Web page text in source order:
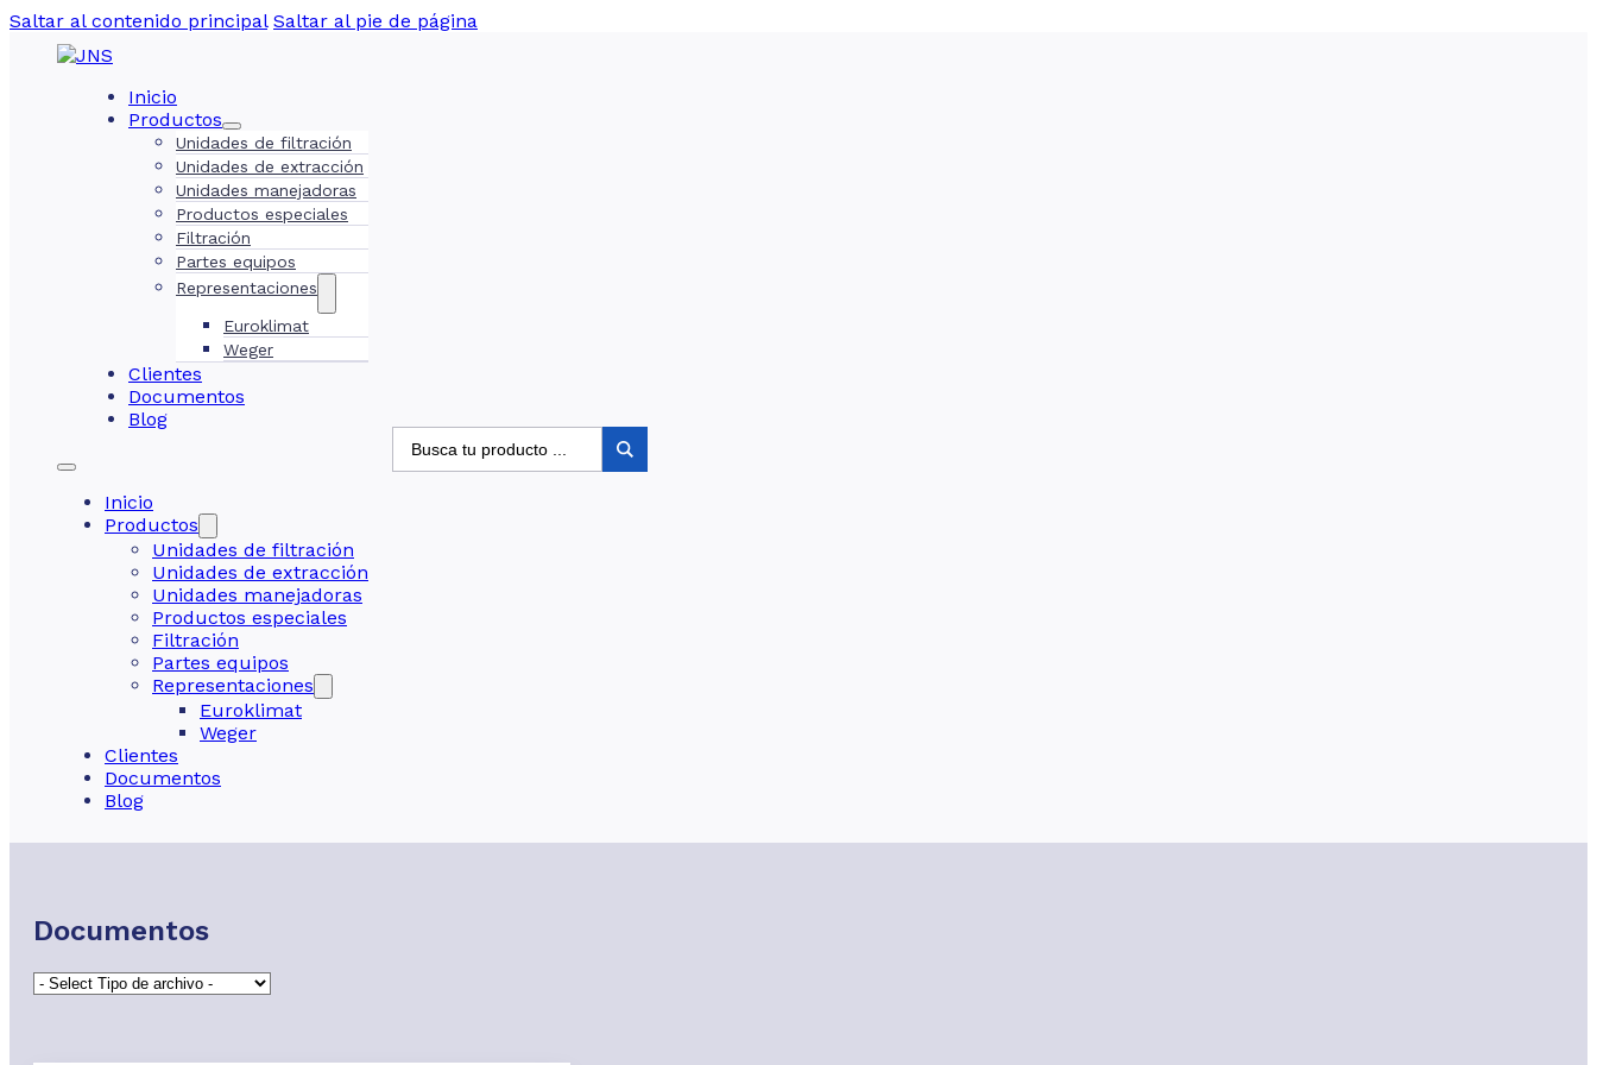
Saltar al contenido principal Saltar al pie de página
Inicio
Productos
Unidades de filtración
Unidades de extracción
Unidades manejadoras
Productos especiales
Filtración
Partes equipos
Representaciones
Euroklimat
Weger
Clientes
Documentos
Blog
Inicio
Productos
Unidades de filtración
Unidades de extracción
Unidades manejadoras
Productos especiales
Filtración
Partes equipos
Representaciones
Euroklimat
Weger
Clientes
Documentos
Blog
Documentos